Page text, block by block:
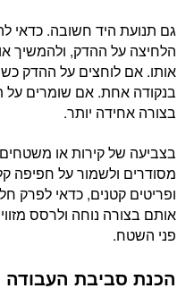
גם תנועת היד חשובה. כדאי
הלחיצה על ההדק, ולהמשיך
אותו. אם לוחצים על ההדק
בנקודה אחת. אם שומרים על
בצורה אחידה יותר.
בצביעה של קירות או
מסודרים ולשמור על חפיפה
ופריטים קטנים, כדאי לפרק
אותם בצורה נוחה ולרסס
פני השטח.
הכנת סביבת העבודה